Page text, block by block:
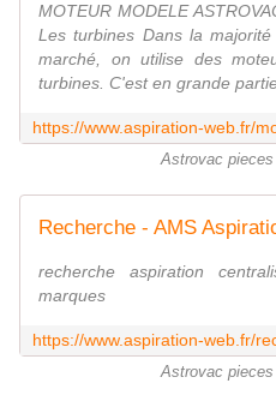
MOTEUR MODELE
Les turbines Dans la
marché, on utilise des
turbines. C'est en grande partie
Astrovac
Recherche - AMS
recherche aspiration
marques
Astrovac